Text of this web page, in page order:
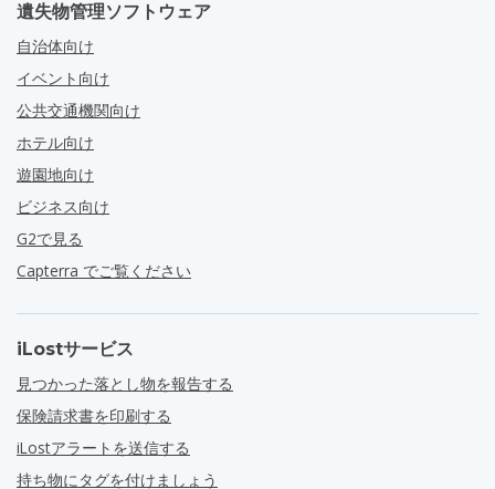
遺失物管理ソフトウェア
自治体向け
イベント向け
公共交通機関向け
ホテル向け
遊園地向け
ビジネス向け
G2で見る
Capterra でご覧ください
iLostサービス
見つかった落とし物を報告する
保険請求書を印刷する
iLostアラートを送信する
持ち物にタグを付けましょう